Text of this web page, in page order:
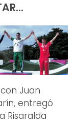
Juan
entregó
Risaralda